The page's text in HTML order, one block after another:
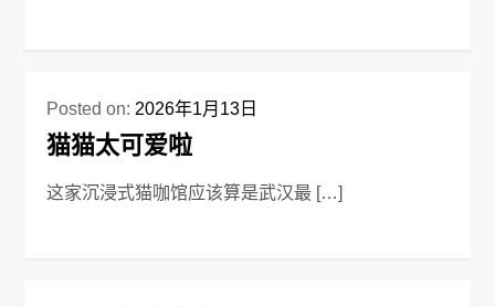
Posted on: 2026年1月13日
猫猫太可爱啦
这家沉浸式猫咖馆应该算是武汉最 […]